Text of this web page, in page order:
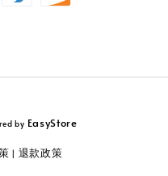
by EasyStore
| 退款政策